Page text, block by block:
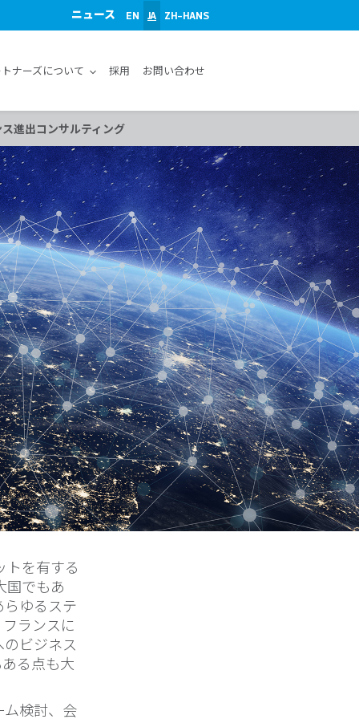
ニュース EN JA ZH-HANS
ナーズについて 採用 お問い合わせ
進出コンサルティング
トを有する
国でもあ
ゆるステ
ランスに
ビジネス
る点も大
ム検討、会